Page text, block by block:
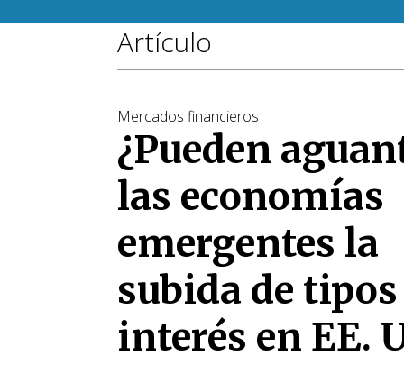
Artículo
Mercados financieros
¿Pueden
las economías
emergentes la
subida de tipos
interés en EE.